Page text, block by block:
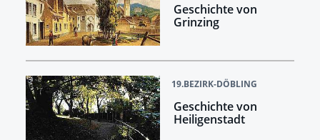
Geschichte von
Grinzing
19.BEZIRK-DÖBLING
Geschichte von
Heiligenstadt